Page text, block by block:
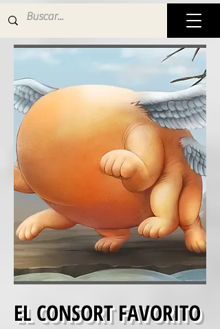
EL CONSORT FAVORITO